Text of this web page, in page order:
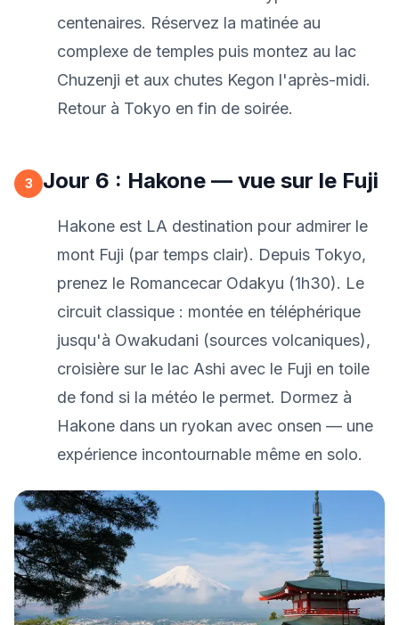
centenaires. Réservez la matinée au
complexe de temples puis montez au lac
Chuzenji et aux chutes Kegon l'après-midi.
Retour à Tokyo en fin de soirée.
3 Jour 6 : Hakone — vue sur le Fuji
Hakone est LA destination pour admirer le
mont Fuji (par temps clair). Depuis Tokyo,
prenez le Romancecar Odakyu (1h30). Le
circuit classique : montée en téléphérique
jusqu'à Owakudani (sources volcaniques),
croisière sur le lac Ashi avec le Fuji en toile
de fond si la météo le permet. Dormez à
Hakone dans un ryokan avec onsen — une
expérience incontournable même en solo.